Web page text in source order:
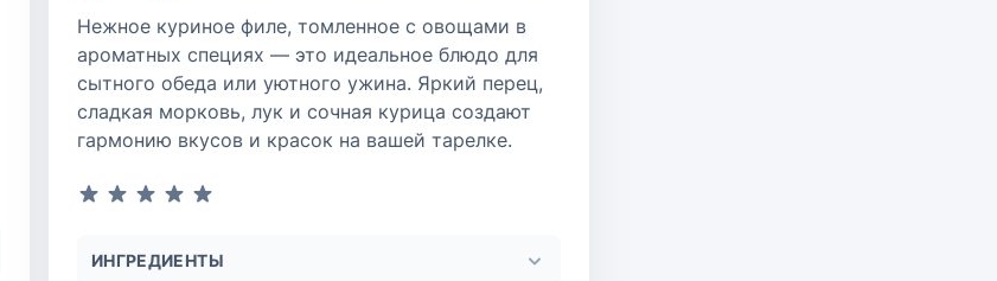
Нежное куриное филе, томленное с овощами в
ароматных специях — это идеальное блюдо для
сытного обеда или уютного ужина. Яркий перец,
сладкая морковь, лук и сочная курица создают
гармонию вкусов и красок на вашей тарелке.
ИНГРЕДИЕНТЫ